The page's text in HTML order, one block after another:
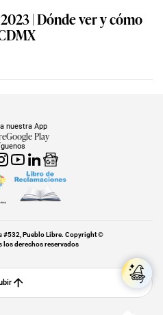
| Dónde ver y cómo
nuestra App
Google Play
#532, Pueblo Libre. Copyright ©
los derechos reservados